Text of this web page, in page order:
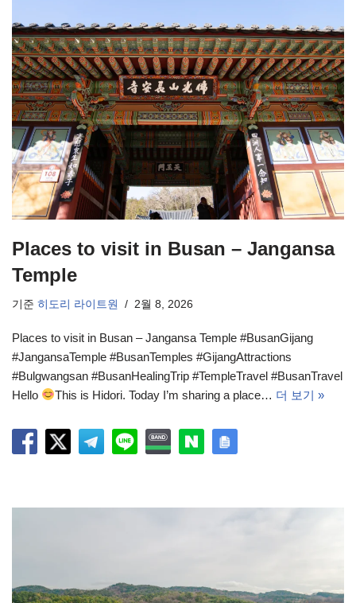
Places to visit in Busan – Jangansa
Temple
기준 히도리 라이트원 2월 8, 2026
Places to visit in Busan – Jangansa Temple #BusanGijang
#JangansaTemple #BusanTemples #GijangAttractions
#Bulgwangsan #BusanHealingTrip #TempleTravel #BusanTravel
Hello
This is Hidori. Today I’m sharing a place… 더 보기 »